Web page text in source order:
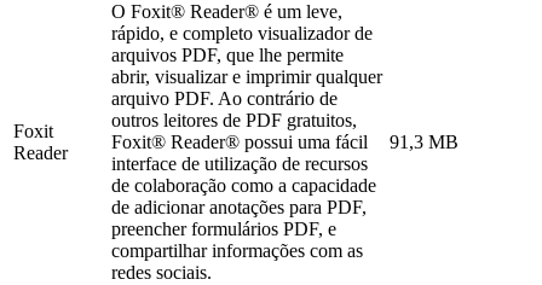
Foxit
Reader
O Foxit® Reader® é um leve,
rápido, e completo visualizador de
arquivos PDF, que lhe permite
abrir, visualizar e imprimir qualquer
arquivo PDF. Ao contrário de
outros leitores de PDF gratuitos,
Foxit® Reader® possui uma fácil
interface de utilização de recursos
de colaboração como a capacidade
de adicionar anotações para PDF,
preencher formulários PDF, e
compartilhar informações com as
redes sociais.
91,3 MB